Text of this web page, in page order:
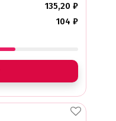
135,20 ₽
104 ₽